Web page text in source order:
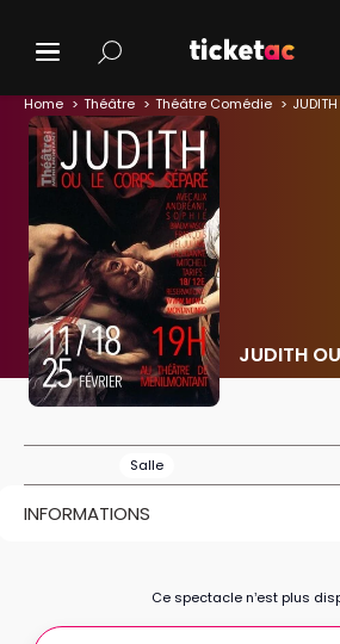
Home Théâtre Théâtre Comédie
JUDITH
Salle
INFORMATIONS
Ce spectacle n’est plus